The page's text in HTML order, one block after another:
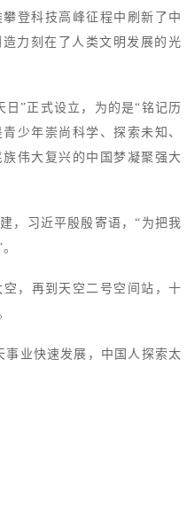
登科技高峰征程中刷新了中
力刻在了人类文明发展的光
”正式设立，为的是“铭记历
少年崇尚科学、探索未知、
伟大复兴的中国梦凝聚强大
习近平殷殷寄语，“为把我
，再到天空二号空间站，十
事业快速发展，中国人探索太